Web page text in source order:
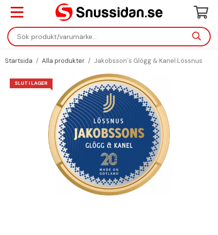
Startsida / Alla produkter / Jakobsson´s Glögg & Kanel Lössnus
SLUT I LAGER